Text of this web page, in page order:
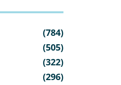
(784)
(505)
(322)
(296)